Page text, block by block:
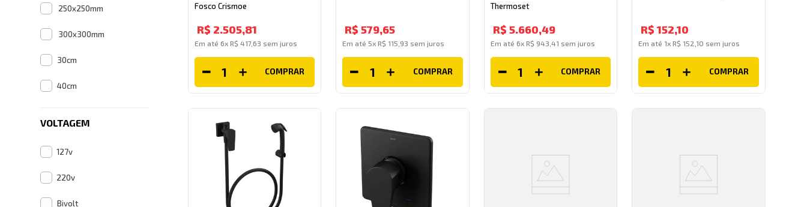
250x250mm
300x300mm
30cm
40cm
VOLTAGEM
127v
220v
Bivolt
Fosco Crismoe
R$ 2.505,81
Em até 6x R$ 417,63 sem juros
COMPRAR
R$ 579,65
Em até5xR$ 115 93 sem juros
COMPRAR
Thermoset
R$ 5.660,49
Em até 6x R$ 943 41 sem juros
COMPRAR
R$ 152,10
Em até 1xR$ 152 10 sem juros
COMPRAR